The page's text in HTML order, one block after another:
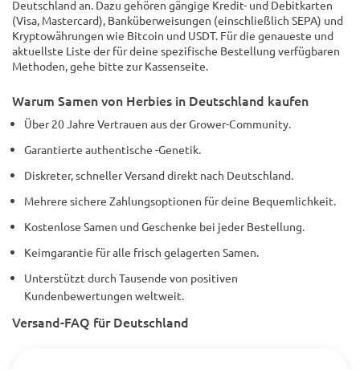
Deutschland an. Dazu gehören gängige Kredit- und Debitkarten
(Visa, Mastercard), Banküberweisungen (einschließlich SEPA) und
Kryptowährungen wie Bitcoin und USDT. Für die genaueste und
aktuellste Liste der für deine spezifische Bestellung verfügbaren
Methoden, gehe bitte zur Kassenseite.
Warum Samen von Herbies in Deutschland kaufen
Über 20 Jahre Vertrauen aus der Grower-Community.
Garantierte authentische -Genetik.
Diskreter, schneller Versand direkt nach Deutschland.
Mehrere sichere Zahlungsoptionen für deine Bequemlichkeit.
Kostenlose Samen und Geschenke bei jeder Bestellung.
Keimgarantie für alle frisch gelagerten Samen.
Unterstützt durch Tausende von positiven
Kundenbewertungen weltweit.
Versand-FAQ für Deutschland